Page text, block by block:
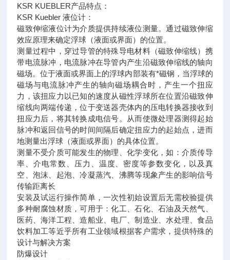
KSR KUEBLER产品特点：
KSR Kuebler 液位计：
磁致伸缩液位计为介质提供持续液位测量。通过磁致伸缩
效应原理来确定浮球（液面或界面）的位置。
测量过程中，穿过导管的特殊导电材料（磁致伸缩线）携
带电流脉冲，电流脉冲在导管内产生沿磁致伸缩线的轴向
磁场。位于液面或界面上的浮球内部装有*磁钢，当浮球的
磁场与电流脉冲产生的轴向磁场耦合时，产生一个扭应
力，该扭应力以已知的速度从磁性浮球所在位置沿磁致伸
缩线向两端传递，位于变送器壳体内的压电转换器接收到
扭应力后，将其转换成电信号。从而使微处理器测得起始
脉冲和返回信号的时间间隔后确定扭应力的起始点，进而
地测量出浮球（液面或界面）的具体位置。
测量不受介质可能发生的物理、化学变化，如：介质传导
率、介电常数、压力、温度、密度等参数变化，以及真
空、泡沫、起泡、冷凝蒸汽、沸腾等现象产生的影响信号
传输距离长
安装及试运行操作简单，一次性初始设置后无需校验提供
多种耐腐蚀材质，可用于：化工、石化、石油及天然气、
医药、海洋工程、造船业、电厂、制造业、水处理、食品
饮料加工等近乎所有工业领域根据客户需求，提供特殊的
设计与解决方案
防爆设计